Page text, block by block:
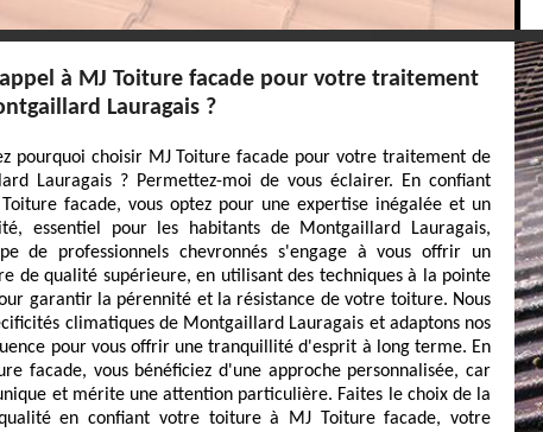
à MJ Toiture facade pour votre traitement
Lauragais ?
pourquoi choisir MJ Toiture facade pour votre traitement de
Lauragais ? Permettez-moi de vous éclairer. En confiant
facade, vous optez pour une expertise inégalée et un
essentiel pour les habitants de Montgaillard Lauragais,
de professionnels chevronnés s'engage à vous offrir un
de qualité supérieure, en utilisant des techniques à la pointe
garantir la pérennité et la résistance de votre toiture. Nous
climatiques de Montgaillard Lauragais et adaptons nos
pour vous offrir une tranquillité d'esprit à long terme. En
facade, vous bénéficiez d'une approche personnalisée, car
et mérite une attention particulière. Faites le choix de la
en confiant votre toiture à MJ Toiture facade, votre